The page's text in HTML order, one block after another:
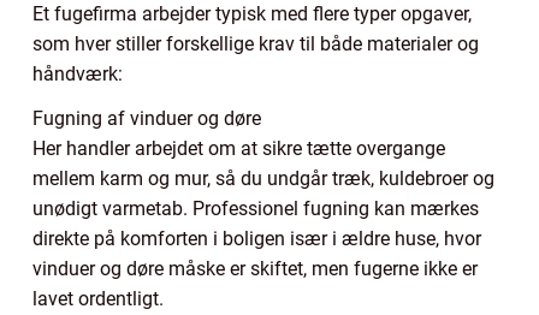
Et fugefirma arbejder typisk med flere typer opgaver,
som hver stiller forskellige krav til både materialer og
håndværk:
Fugning af vinduer og døre
Her handler arbejdet om at sikre tætte overgange
mellem karm og mur, så du undgår træk, kuldebroer og
unødigt varmetab. Professionel fugning kan mærkes
direkte på komforten i boligen især i ældre huse, hvor
vinduer og døre måske er skiftet, men fugerne ikke er
lavet ordentligt.